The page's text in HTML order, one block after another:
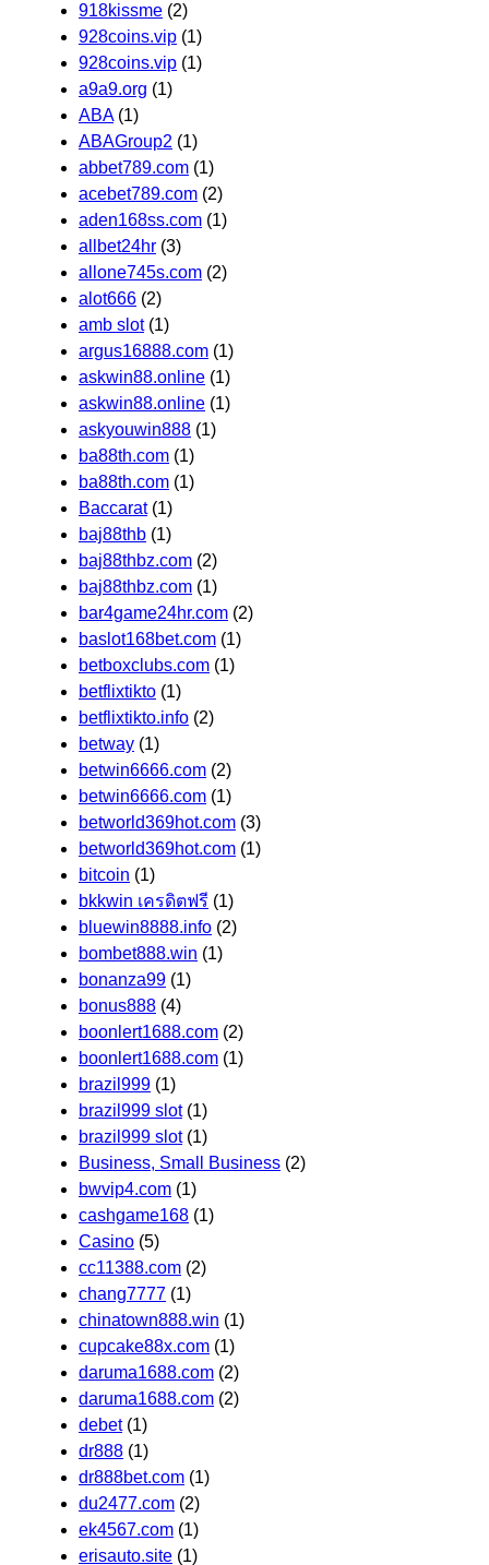
918kissme (2)
928coins.vip (1)
928coins.vip (1)
a9a9.org (1)
ABA(1)
ABAGroup2 (1)
abbet789.com (1)
acebet789.com (2)
aden168ss.com (1)
allbet24hr (3)
allone745s.com (2)
alot666 (2)
amb slot(1)
argus16888.com (1)
askwin88.online (1)
askwin88.online (1)
askyouwin888 (1)
ba88th.com (1)
ba88th.com (1)
Baccarat(1)
baj88thb (1)
baj88thbz.com (2)
baj88thbz.com (1)
bar4game24hr.com (2)
baslot168bet.com (1)
betboxclubs.com (1)
betflixtikto (1)
betflixtikto.info (2)
betway (1)
betwin6666.com (2)
betwin6666.com (1)
betworld369hot.com (3)
betworld369hot.com (1)
bitcoin (1)
bkkwin เครดิตฟรี (1)
bluewin8888.info (2)
bombet888.win (1)
bonanza99 (1)
bonus888 (4)
boonlert1688.com (2)
boonlert1688.com (1)
brazil999 (1)
brazil999 slot(1)
brazil999 slot(1)
Business, Small Business (2)
bwvip4.com (1)
cashgame168 (1)
Casino (5)
cc11388.com (2)
chang7777 (1)
chinatown888.win (1)
cupcake88x.com (1)
daruma1688.com (2)
daruma1688.com (2)
debet(1)
dr888 (1)
dr888bet.com (1)
du2477.com (2)
ek4567.com (1)
erisauto.site (1)